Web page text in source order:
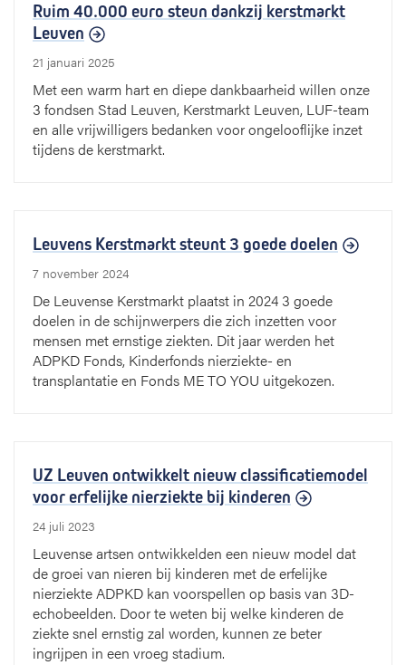
Ruim 40.000 euro steun dankzij kerstmarkt
Leuven
21 januari 2025
Met een warm hart en diepe dankbaarheid willen onze
3 fondsen Stad Leuven, Kerstmarkt Leuven, LUF-team
en alle vrijwilligers bedanken voor ongelooflijke inzet
tijdens de kerstmarkt.
Leuvens Kerstmarkt steunt 3 goede doelen
7 november 2024
De Leuvense Kerstmarkt plaatst in 2024 3 goede
doelen in de schijnwerpers die zich inzetten voor
mensen met ernstige ziekten. Dit jaar werden het
ADPKD Fonds, Kinderfonds nierziekte- en
transplantatie en Fonds ME TO YOU uitgekozen.
UZ Leuven ontwikkelt nieuw classificatiemodel
voor erfelijke nierziekte bij kinderen
24 juli 2023
Leuvense artsen ontwikkelden een nieuw model dat
de groei van nieren bij kinderen met de erfelijke
nierziekte ADPKD kan voorspellen op basis van 3D-
echobeelden. Door te weten bij welke kinderen de
ziekte snel ernstig zal worden, kunnen ze beter
ingrijpen in een vroeg stadium.